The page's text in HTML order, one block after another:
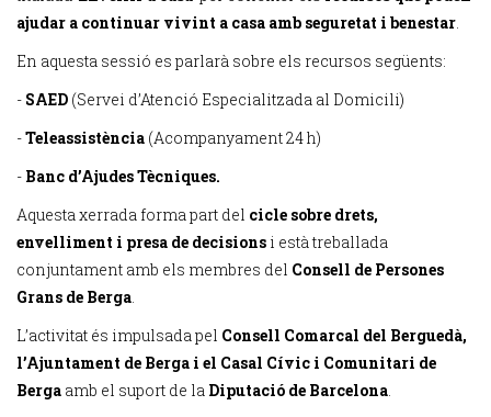
ajudar a continuar vivint a casa amb seguretat i benestar.
En aquesta sessió es parlarà sobre els recursos següents:
- SAED (Servei d’Atenció Especialitzada al Domicili)
-Teleassistència (Acompanyament 24 h)
- Banc d’Ajudes Tècniques.
Aquesta xerrada forma part del cicle sobre drets,
envelliment i presa de decisions i està treballada
conjuntament amb els membres del Consell de Persones
Grans de Berga.
L’activitat és impulsada pel Consell Comarcal del Berguedà,
l’Ajuntament de Berga i el Casal Cívic i Comunitari de
Berga amb el suport de la Diputació de Barcelona.